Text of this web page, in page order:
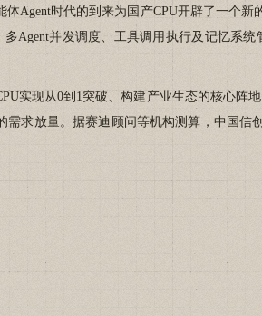
时代的到来为国产CPU开辟了一个新
Agent并发调度、工具调用执行及记忆系
现从0到1突破、构建产业生态的核心阵
求放量。据赛迪顾问等机构测算，中国信